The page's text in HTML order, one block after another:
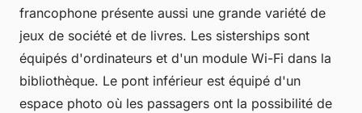
francophone présente aussi une grande variété de
jeux de société et de livres. Les sisterships sont
équipés d'ordinateurs et d'un module Wi-Fi dans la
bibliothèque. Le pont inférieur est équipé d'un
espace photo où les passagers ont la possibilité de